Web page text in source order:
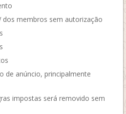
dos membros sem autorização
de anúncio, principalmente
impostas será removido sem